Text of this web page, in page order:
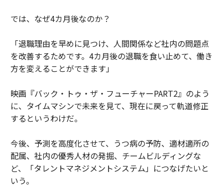
では、なぜ4カ月後なのか？
「退職理由を早めに見つけ、人間関係など社内の問題点
を改善するためです。4カ月後の退職を食い止めて、働き
方を変えることができます」
映画『バック・トゥ・ザ・フューチャーPART2』のよう
に、タイムマシンで未来を見て、現在に戻って軌道修正
するというわけだ。
今後、予測を高度化させて、うつ病の予防、適材適所の
配属、社内の優秀人材の発掘、チームビルディングな
ど、「タレントマネジメントシステム」につなげたいと
いう。